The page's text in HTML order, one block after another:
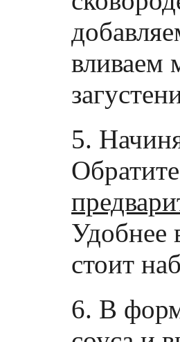
вливаем
5.
Удобнее
стоит
6. В